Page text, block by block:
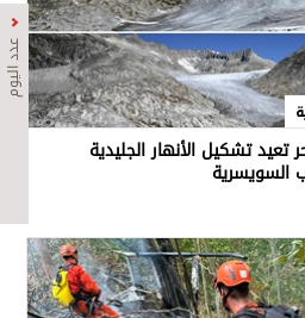
عدد اليوم
تعيد تشكيل الأنهار الجليدية
السويسرية